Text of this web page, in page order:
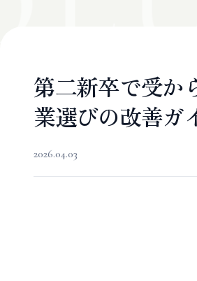
第二新卒で受か
業選びの改善ガ
2026.04.03